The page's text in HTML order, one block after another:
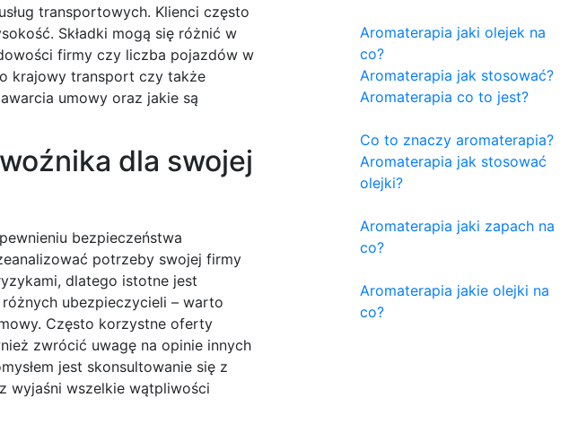
transportowych. Klienci często
Składki mogą się różnić w
firmy czy liczba pojazdów w
krajowy transport czy także
umowy oraz jakie są
dla swojej
bezpieczeństwa
potrzeby swojej firmy
dlatego istotne jest
ubezpieczycieli – warto
Często korzystne oferty
zwrócić uwagę na opinie innych
jest skonsultowanie się z
wyjaśni wszelkie wątpliwości
Aromaterapia jaki olejek na
co?
Aromaterapia jak stosować?
Aromaterapia co to jest?
Co to znaczy aromaterapia?
Aromaterapia jak stosować
olejki?
Aromaterapia jaki zapach na
co?
Aromaterapia jakie olejki na
co?